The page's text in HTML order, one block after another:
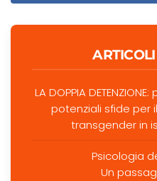
LA DOPPIA
potenziali sfide per
transgender in
Psicologia
Un